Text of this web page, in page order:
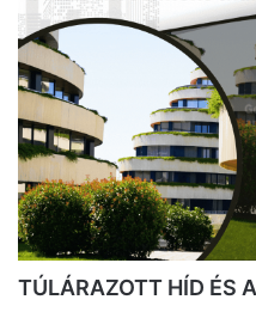
TÚLÁRAZOTT HÍD ÉS